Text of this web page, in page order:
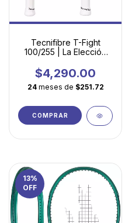
Tecnifibre T-Fight
100/255 | La Elección
Iniciarse en el Tenis
Competitivo
$4,290.00
24 meses de $251.72
COMPRAR
13%
OFF